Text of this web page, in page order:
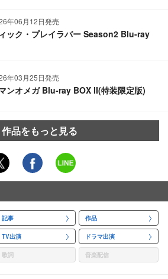
年06月12日発売
ック・プレイラバー Season2 Blu-ray
年03月25日発売
ンオメガ Blu-ray BOX II(特装限定版)
作品をもっと見る
記事 作品
TV出演 ドラマ出演
歌詞 音楽配信